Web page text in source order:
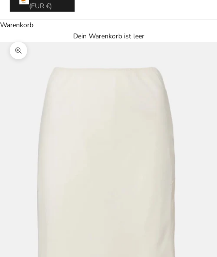
(EUR €)
Warenkorb
Dein Warenkorb ist leer
Bild vergrößern